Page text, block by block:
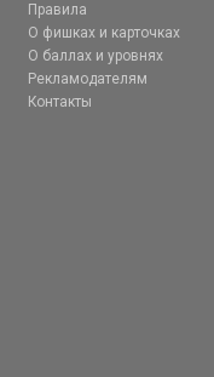
Правила
О фишках и карточках
О баллах и уровнях
Рекламодателям
Контакты